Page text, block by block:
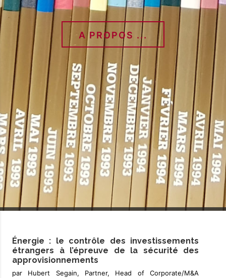
A PROPOS ...
Énergie : le contrôle des investissements
étrangers à l’épreuve de la sécurité des
approvisionnements
par Hubert Segain, Partner, Head of Corporate/M&A